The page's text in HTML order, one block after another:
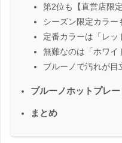
第2位も【直営店限
シーズン限定カラー
定番カラーは「レッ
無難なのは「ホワイ
ブルーノで汚れが目
ブルーノホットプレ
まとめ